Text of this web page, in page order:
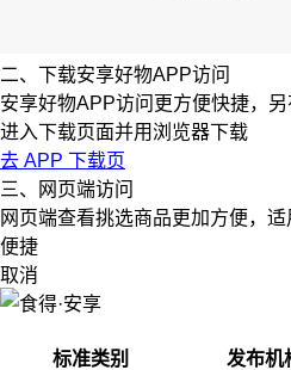
二、下载安享好物APP访问
安享好物APP访问更方便快捷，另
进入下载页面并用浏览器下载
去 APP 下载页
三、网页端访问
网页端查看挑选商品更加方便，
便捷
取消
标准类别 发布机